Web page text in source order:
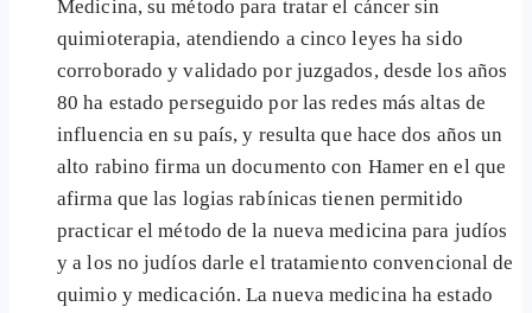
Medicina, su método para tratar el cáncer sin
quimioterapia, atendiendo a cinco leyes ha sido
corroborado y validado por juzgados, desde los años
80 ha estado perseguido por las redes más altas de
influencia en su país, y resulta que hace dos años un
alto rabino firma un documento con Hamer en el que
afirma que las logias rabínicas tienen permitido
practicar el método de la nueva medicina para judíos
y a los no judíos darle el tratamiento convencional de
quimio y medicación. La nueva medicina ha estado